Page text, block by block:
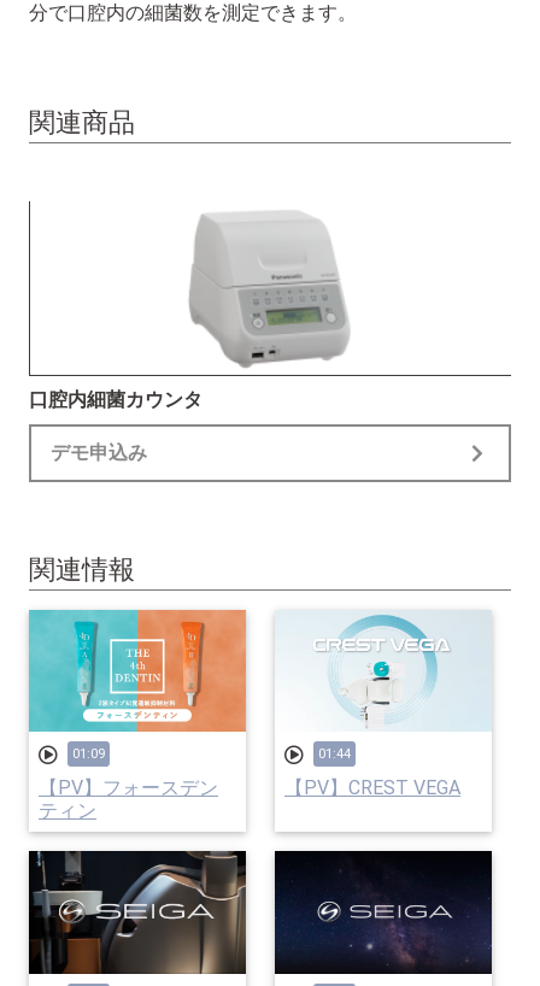
分で口腔内の細菌数を測定できます。
関連商品
口腔内細菌カウンタ
デモ申込み
関連情報
01:09
【PV】フォースデン
ティン
01:44
【PV】CREST VEGA